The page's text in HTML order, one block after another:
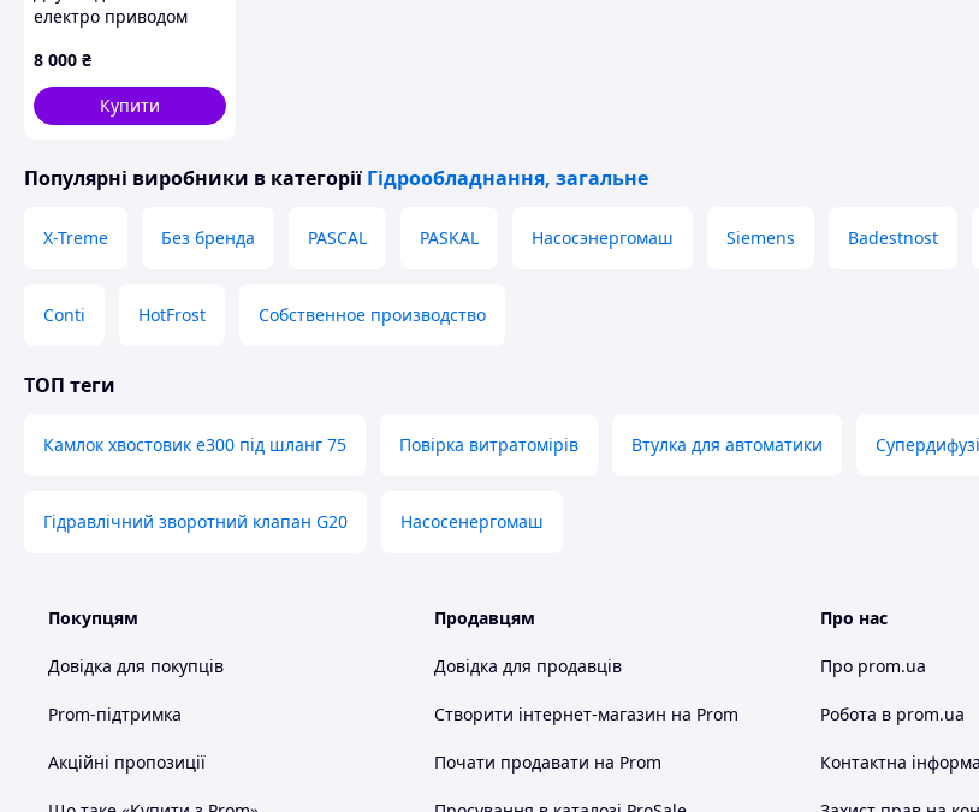
електро приводом
8 000 ₴
Купити
Популярні виробники в категорії Гідрообладнання, загальне
X-Treme Без бренда PASCAL PASKAL Насосэнергомаш Siemens Badestnost
Conti HotFrost Собственное производство
ТОП теги
Камлок хвостовик e300 під шланг 75 Повірка витратомірів Втулка для автоматики
Гідравлічний зворотний клапан G20 Насосенергомаш
Покупцям
Довідка для покупців
Prom-підтримка
Акційні пропозиції
Продавцям
Довідка для продавців
Створити інтернет-магазин на Prom
Почати продавати на Prom
Про нас
Про prom.ua
Робота в prom.ua
Контактна